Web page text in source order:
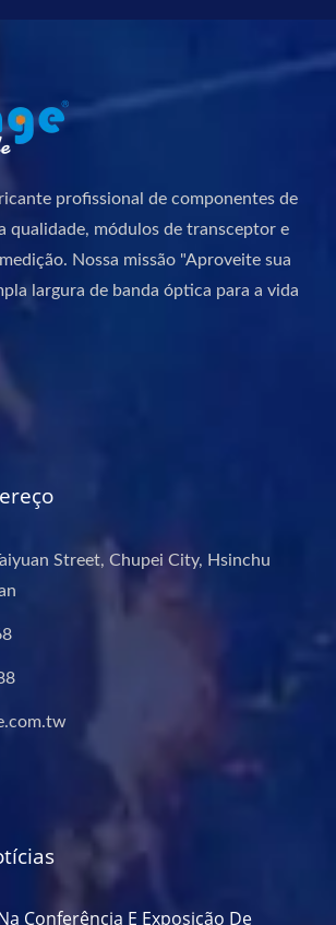
profissional de componentes de
qualidade, módulos de transceptor e
Nossa missão "Aproveite sua
largura de banda óptica para a vida
Street, Chupei City, Hsinchu
Conferência E Exposição De